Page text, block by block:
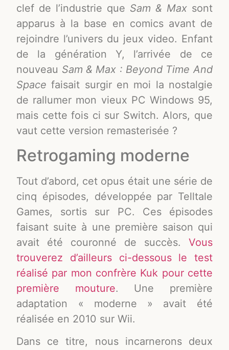
clef de l’industrie que Sam & Maxsont
apparus à la base en comics avant de
rejoindre l’univers du jeux video. Enfant
de la génération Y, l’arrivée de ce
nouveau Sam & Max : Beyond Time And
Space faisait surgir en moi la nostalgie
de rallumer mon vieux PC Windows 95,
mais cette fois ci sur Switch. Alors, que
vaut cette version remasterisée ?
Retrogaming moderne
Tout d’abord, cet opus était une série de
cinq épisodes, développée par Telltale
Games, sortis sur PC. Ces épisodes
faisant suite à une première saison qui
avait été couronné de succès. Vous
trouverez d’ailleurs ci-dessous le test
réalisé par mon confrère Kuk pour cette
première mouture. Une première
adaptation « moderne » avait été
réalisée en 2010 sur Wii.
Dans ce titre, nous incarnerons deux